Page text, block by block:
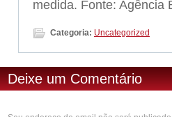
medida. Fonte: Agência
Categoria: Uncategorized
Deixe um Comentário